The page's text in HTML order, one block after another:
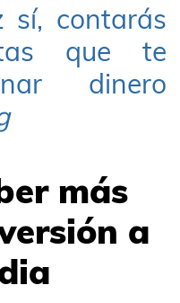
sí, contarás
que te
dinero
más
a